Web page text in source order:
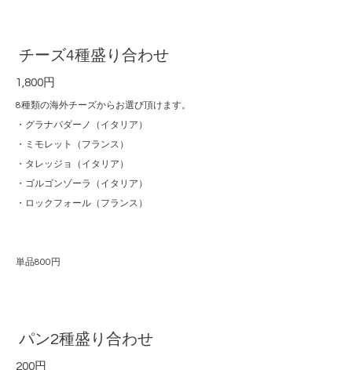
チーズ4種盛り合わせ
1,800円
8種類の海外チーズからお選び頂けます。
・グラナパダーノ（イタリア）
・ミモレット（フランス）
・タレッジョ（イタリア）
・ゴルゴンゾーラ（イタリア）
・ロックフォール（フランス）
単品800円
パン2種盛り合わせ
200円